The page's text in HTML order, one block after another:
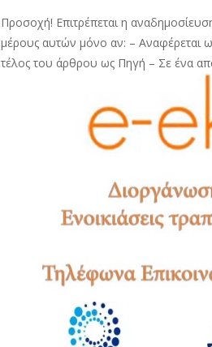
Προσοχή! Επιτρέπεται η
μέρους αυτών μόνο αν: – Αναφέρεται
τέλος του άρθρου ως Πηγή – Σε ένα